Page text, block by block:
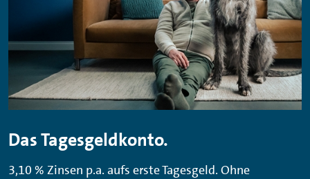
Das Tagesgeldkonto.
3,10 % Zinsen p.a. aufs erste Tagesgeld. Ohne